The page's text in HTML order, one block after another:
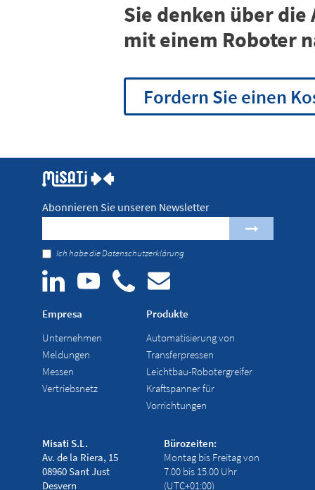
Sie denken über
mit einem Roboter
Fordern Sie einen
Abonnieren Sie unseren Newsletter
Ich habe dieDatenschutzerklärung
Empresa
Unternehmen
Meldungen
Messen
Vertriebsnetz
Produkte
Automatisierung von
Transferpressen
Leichtbau-Robotergreifer
Kraftspanner für
Vorrichtungen
Misati S.L.
Av. de la Riera, 15
08960 Sant Just
Desvern
Bürozeiten:
Montag bis Freitag von
7.00 bis 15.00 Uhr
(UTC+01:00)